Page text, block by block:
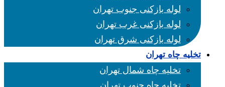
لوله بازکنی جنوب تهران
لوله بازکنی غرب تهران
لوله بازکنی شرق تهران
تخلیه چاه تهران
تخلیه چاه شمال تهران
تخلیه چاه جنوب تهران